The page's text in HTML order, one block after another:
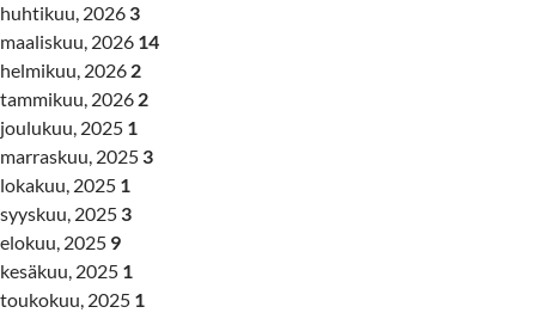
huhtikuu, 2026 3
maaliskuu, 2026 14
helmikuu, 2026 2
tammikuu, 2026 2
joulukuu, 2025 1
marraskuu, 2025 3
lokakuu, 2025 1
syyskuu, 2025 3
elokuu, 2025 9
kesäkuu, 2025 1
toukokuu, 2025 1